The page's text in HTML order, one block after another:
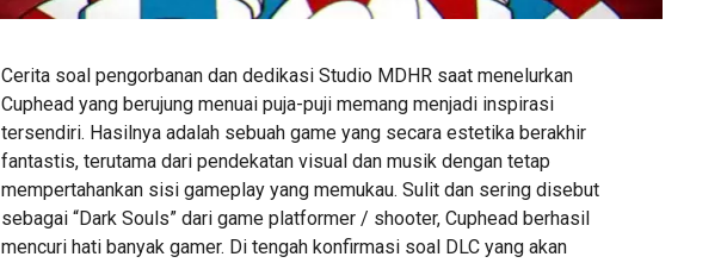
Cerita soal pengorbanan dan dedikasi Studio MDHR saat menelurkan
Cuphead yang berujung menuai puja-puji memang menjadi inspirasi
tersendiri. Hasilnya adalah sebuah game yang secara estetika berakhir
fantastis, terutama dari pendekatan visual dan musik dengan tetap
mempertahankan sisi gameplay yang memukau. Sulit dan sering disebut
sebagai “Dark Souls” dari game platformer / shooter, Cuphead berhasil
mencuri hati banyak gamer. Di tengah konfirmasi soal DLC yang akan